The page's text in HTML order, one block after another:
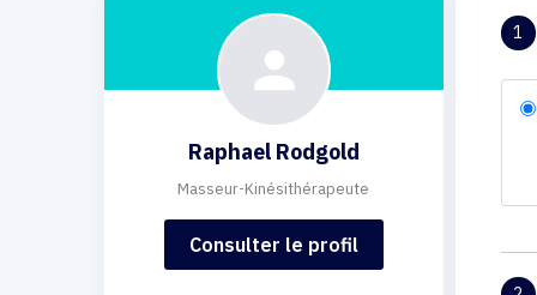
Raphael Rodgold
Masseur-Kinésithérapeute
Consulter le profil
1